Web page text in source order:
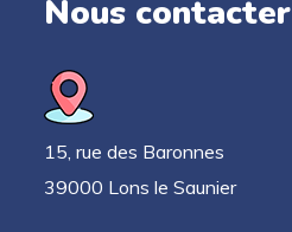
Nous contacter
15, rue des Baronnes
39000 Lons le Saunier